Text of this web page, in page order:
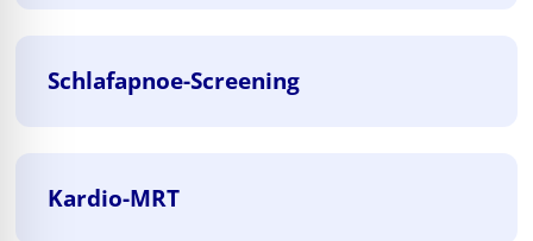
Schlafapnoe-Screening
Kardio-MRT